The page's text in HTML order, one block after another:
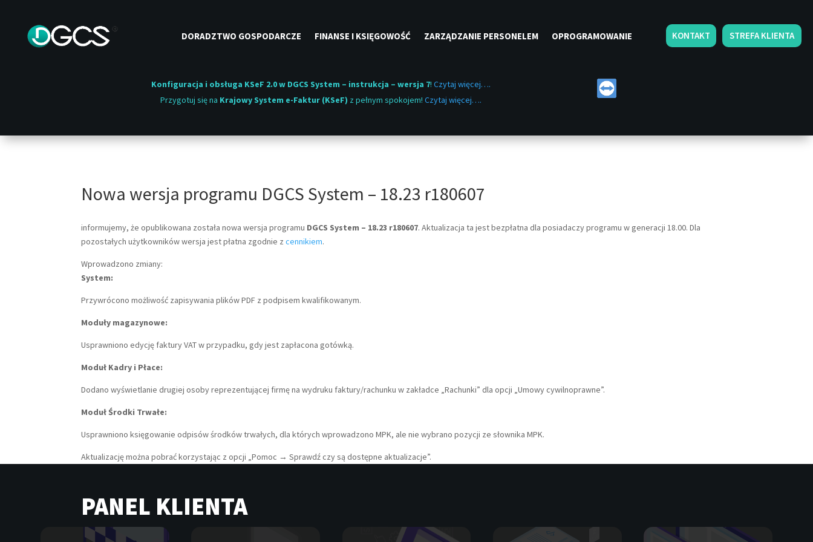
DORADZTWO GOSPODARCZE FINANSE I KSIĘGOWOŚĆ ZARZĄDZANIE PERSONELEM OPROGRAMOWANIE KONTAKT STREFA KLIENTA
Konfiguracja i obsługa KSeF 2.0 w DGCS System – instrukcja – wersja 7! Czytaj więcej….
Przygotuj się na Krajowy System e-Faktur (KSeF) z pełnym spokojem! Czytaj więcej….
Nowa wersja programu DGCS System – 18.23 r180607
informujemy, że opublikowana została nowa wersja programu DGCS System – 18.23 r180607. Aktualizacja ta jest bezpłatna dla posiadaczy programu w generacji 18.00. Dla
pozostałych użytkowników wersja jest płatna zgodnie zcennikiem.
Wprowadzono zmiany:
System:
Przywrócono możliwość zapisywania plików PDF z podpisem kwalifikowanym.
Moduły magazynowe:
Usprawniono edycję faktury VAT w przypadku, gdy jest zapłacona gotówką.
Moduł Kadry i Płace:
Dodano wyświetlanie drugiej osoby reprezentującej firmę na wydruku faktury/rachunku w zakładce „Rachunki” dla opcji „Umowy cywilnoprawne”.
Moduł Środki Trwałe:
Usprawniono księgowanie odpisów środków trwałych, dla których wprowadzono MPK, ale nie wybrano pozycji ze słownika MPK.
Aktualizację można pobrać korzystając z opcji „Pomoc → Sprawdź czy są dostępne aktualizacje”.
PANEL KLIENTA